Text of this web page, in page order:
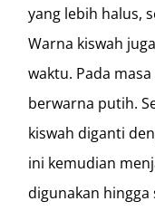
yang lebih halus,
Warna kiswah
waktu. Pada
berwarna putih.
kiswah diganti
ini kemudian
digunakan hingga